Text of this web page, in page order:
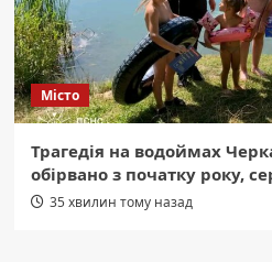
Місто
Трагедія на водоймах
обірвано з початку року,
35 хвилин тому назад